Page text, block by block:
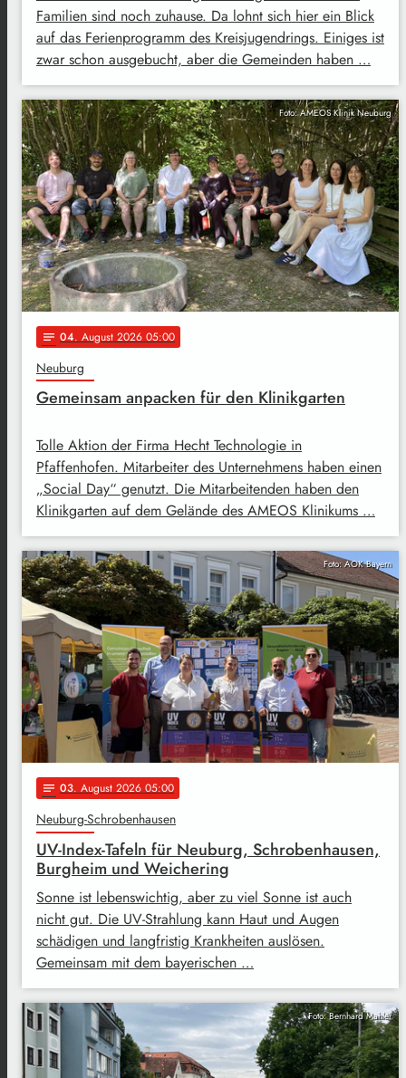
Familien sind noch zuhause. Da lohnt sich hier ein Blick
auf das Ferienprogramm des Kreisjugendrings. Einiges ist
zwar schon ausgebucht, aber die Gemeinden haben …
Foto: AMEOS Klinik Neuburg
notes 04. August 2026 05:00
Neuburg
Gemeinsam anpacken für den Klinikgarten
Tolle Aktion der Firma Hecht Technologie in
Pfaffenhofen. Mitarbeiter des Unternehmens haben einen
„Social Day“ genutzt. Die Mitarbeitenden haben den
Klinikgarten auf dem Gelände des AMEOS Klinikums …
Foto: AOK Bayern
notes 03. August 2026 05:00
Neuburg-Schrobenhausen
UV-Index-Tafeln für Neuburg, Schrobenhausen,
Burgheim und Weichering
Sonne ist lebenswichtig, aber zu viel Sonne ist auch
nicht gut. Die UV-Strahlung kann Haut und Augen
schädigen und langfristig Krankheiten auslösen.
Gemeinsam mit dem bayerischen …
Foto: Bernhard Mahler